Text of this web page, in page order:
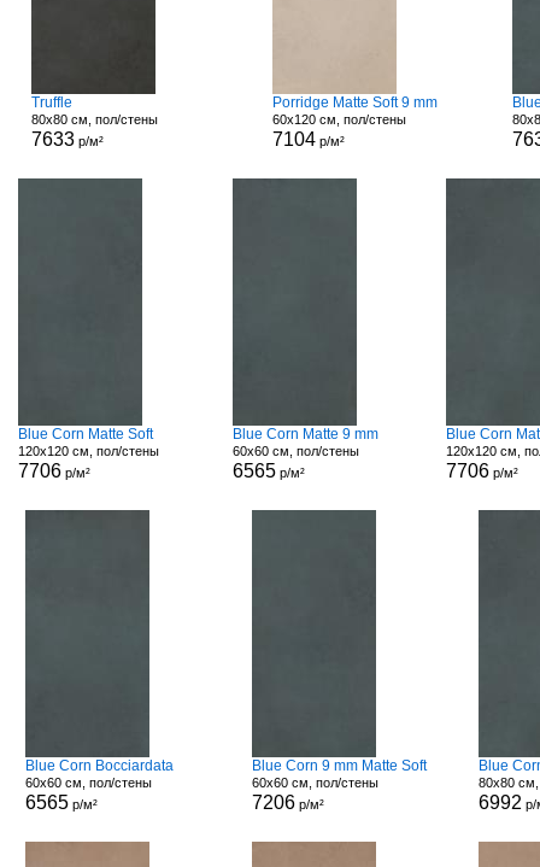
Truffle
80x80 см, пол/стены
7633 р/м²
Porridge Matte Soft 9 mm
60x120 см, пол/стены
7104р/м²
Blue Corn Matte Soft
120x120 см, пол/стены
7706 р/м²
Blue Corn Matte 9 mm
60x60 см, пол/стены
6565р/м²
Blue Corn
120x120 см,
7706р/м²
Blue Corn Bocciardata
60x60 см, пол/стены
6565р/м²
Blue Corn 9 mm Matte Soft
60x60 см, пол/стены
7206 р/м²
Blue
80x80
6992 р/